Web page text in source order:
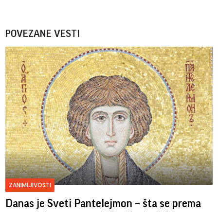
POVEZANE VESTI
ZANIMLJIVOSTI
Danas je Sveti Pantelejmon – šta se prema